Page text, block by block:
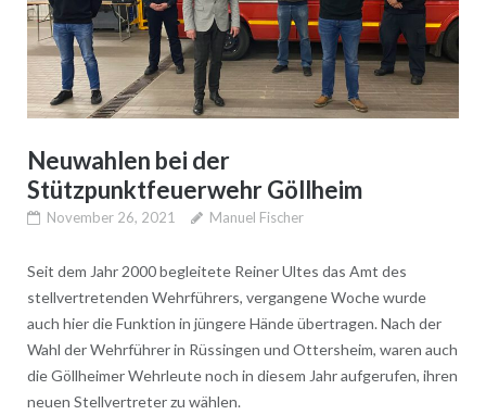
Neuwahlen bei der
Stützpunktfeuerwehr Göllheim
November 26, 2021 Manuel Fischer
Seit dem Jahr 2000 begleitete Reiner Ultes das Amt des
stellvertretenden Wehrführers, vergangene Woche wurde
auch hier die Funktion in jüngere Hände übertragen. Nach der
Wahl der Wehrführer in Rüssingen und Ottersheim, waren auch
die Göllheimer Wehrleute noch in diesem Jahr aufgerufen, ihren
neuen Stellvertreter zu wählen.